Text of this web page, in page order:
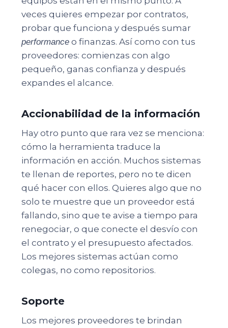
veces quieres empezar por contratos,
probar que funciona y después sumar
performance o finanzas. Así como con tus
proveedores: comienzas con algo
pequeño, ganas confianza y después
expandes el alcance.
Accionabilidad de la información
Hay otro punto que rara vez se menciona:
cómo la herramienta traduce la
información en acción. Muchos sistemas
te llenan de reportes, pero no te dicen
qué hacer con ellos. Quieres algo que no
solo te muestre que un proveedor está
fallando, sino que te avise a tiempo para
renegociar, o que conecte el desvío con
el contrato y el presupuesto afectados.
Los mejores sistemas actúan como
colegas, no como repositorios.
Soporte
Los mejores proveedores te brindan